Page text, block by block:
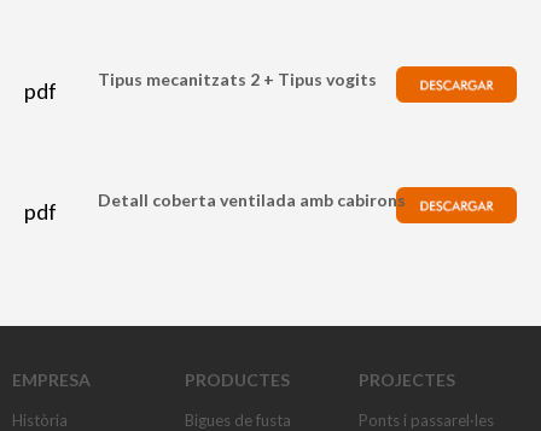
Tipus mecanitzats 2 + Tipus vogits
pdf
Detall coberta ventilada amb cabirons
pdf
EMPRESA
Història
PRODUCTES
Bigues de fusta
PROJECTES
Ponts i passarel·les